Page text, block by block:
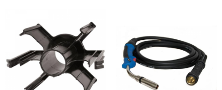
Nivele automate
Telemetre
Termodetectoare
Accesorii si consumabile
Uleiuri, vaseline, detergenti